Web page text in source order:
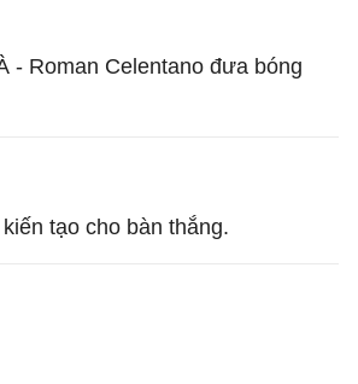
- Roman Celentano đưa bóng
tạo cho bàn thắng.